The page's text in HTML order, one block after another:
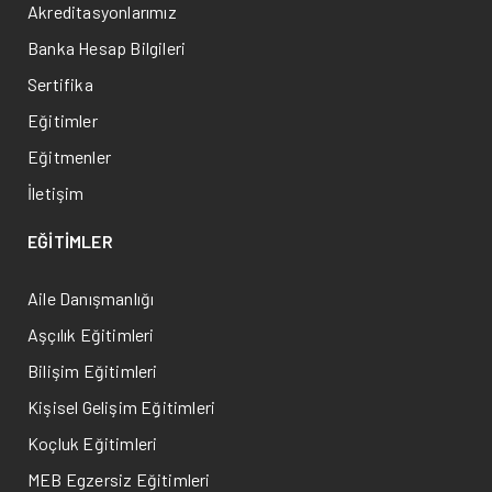
Akreditasyonlarımız
Banka Hesap Bilgileri
Sertifika
Eğitimler
Eğitmenler
İletişim
EĞİTİMLER
Aile Danışmanlığı
Aşçılık Eğitimleri
Bilişim Eğitimleri
Kişisel Gelişim Eğitimleri
Koçluk Eğitimleri
MEB Egzersiz Eğitimleri